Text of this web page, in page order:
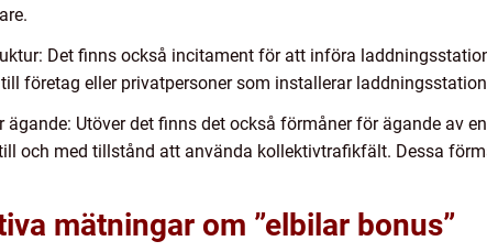
Det finns också incitament för att införa
företag eller privatpersoner som installerar
ägande: Utöver det finns det också förmåner för ägande av
och med tillstånd att använda kollektivtrafikfält. Dessa
mätningar om ”elbilar bonus”